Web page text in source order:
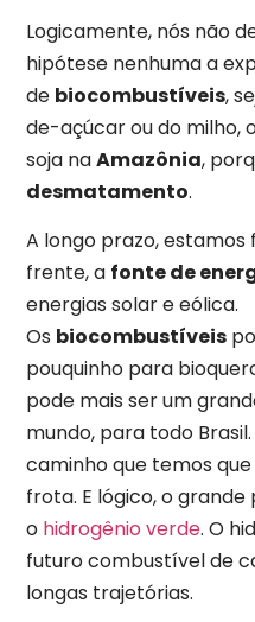
Logicamente, nós não
hipótese nenhuma a
de biocombustíveis,
de-açúcar ou do milho,
soja naAmazônia,
desmatamento.
A longo prazo,
frente, a fonte de
energias solar e eólica.
Os biocombustíveis
pouquinho para
pode mais ser um
mundo, para todo
caminho que temos
frota. E lógico, o
o hidrogênio verde. O
futuro combustível de
longas trajetórias.